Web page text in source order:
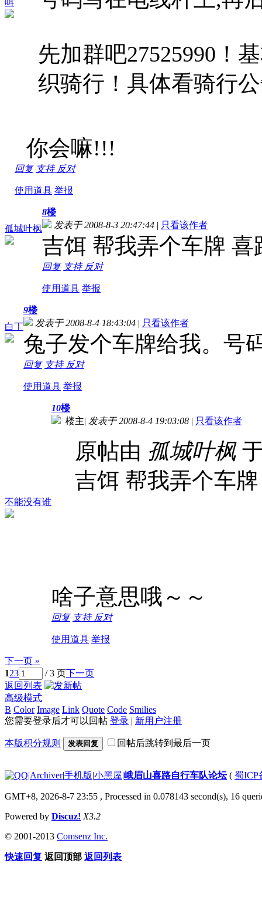
先加群吧27525990！
织骑行！具体看骑行
你会嘛!!!
回复 支持 反对
使用道具 举报
孤城叶枫
8楼
发表于 2008-8-3 20:47:44 | 只看该作者
吉饵 帮我弄个车牌 喜
回复 支持 反对
使用道具 举报
白丁
9楼
发表于 2008-8-4 18:43:04 | 只看该作者
兔子发个车牌给我。号
回复 支持 反对
使用道具 举报
不能没有谁
10楼
楼主| 发表于 2008-8-4 19:03:08 | 只看该作者
原帖由 孤城叶枫
吉饵 帮我弄个车
啥子意思哦～～
回复 支持 反对
使用道具 举报
下一页 »
123 / 3 页下一页
返回列表
高级模式
B Color Image Link Quote Code Smilies
您需要登录后才可以回帖 登录 | 新用户注册
本版积分规则 发表回复 回帖后跳转到最后一页
|Archiver|手机版|小黑屋|峨眉山喜路自行车队论坛( 蜀ICP
GMT+8, 2026-8-7 23:55 , Processed in 0.078143 second(s), 16
Powered by Discuz! X3.2
© 2001-2013 Comsenz Inc.
快速回复 返回顶部 返回列表